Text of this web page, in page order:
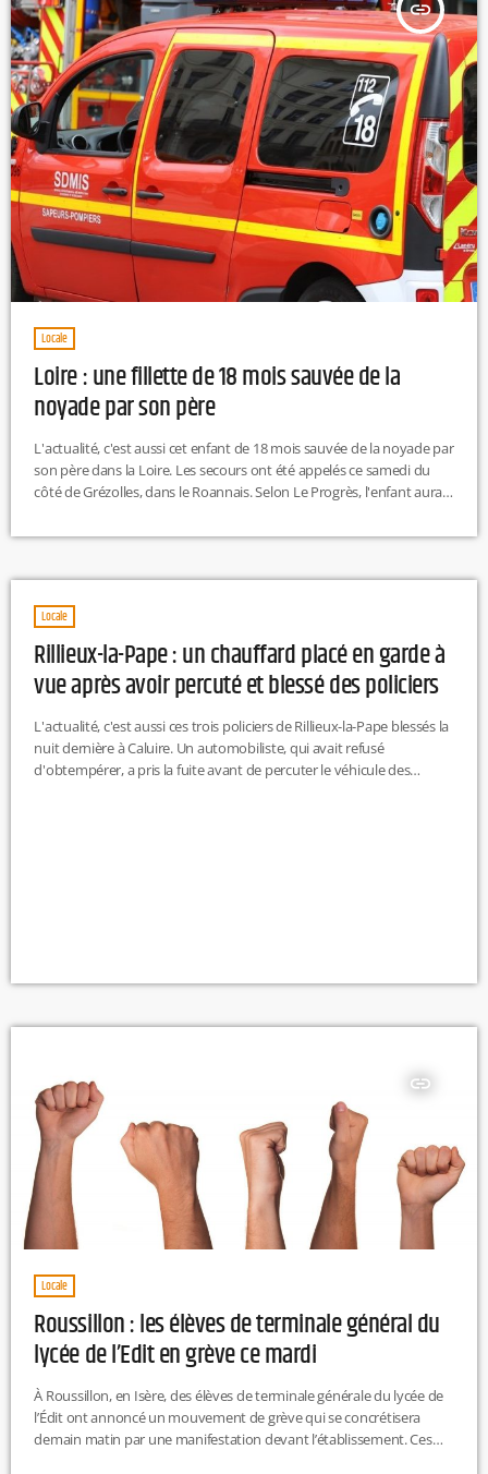
insert_link
Locale
Loire : une fillette de 18 mois sauvée de la
noyade par son père
L'actualité, c'est aussi cet enfant de 18 mois sauvée de la noyade par
son père dans la Loire. Les secours ont été appelés ce samedi du
côté de Grézolles, dans le Roannais. Selon Le Progrès, l'enfant aurait
mare de 50 cm de profondeur. La petite fille a été évacuée vers
Locale
Rillieux-la-Pape : un chauffard placé en garde à
vue après avoir percuté et blessé des policiers
L'actualité, c'est aussi ces trois policiers de Rillieux-la-Pape blessés la
nuit dernière à Caluire. Un automobiliste, qui avait refusé
d'obtempérer, a pris la fuite avant de percuter le véhicule des
insert_link
Locale
Roussillon : les élèves de terminale général du
lycée de l’Edit en grève ce mardi
À Roussillon, en Isère, des élèves de terminale générale du lycée de
l’Édit ont annoncé un mouvement de grève qui se concrétisera
demain matin par une manifestation devant l’établissement. Ces